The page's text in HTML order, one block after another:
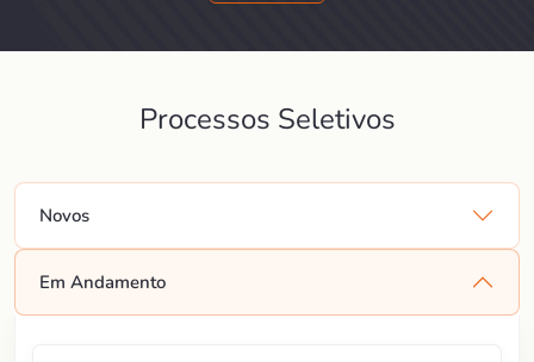
Processos Seletivos
Novos
Em Andamento